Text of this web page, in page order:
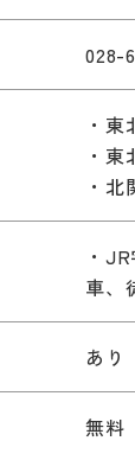
028-
・
・
・
・
車、
あり
無料